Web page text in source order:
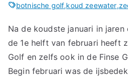
botnische golf,koud zeewater,
Na de koudste januari in
de 1e helft van februari heeft
Golf en zelfs ook in de Finse
Begin februari was de